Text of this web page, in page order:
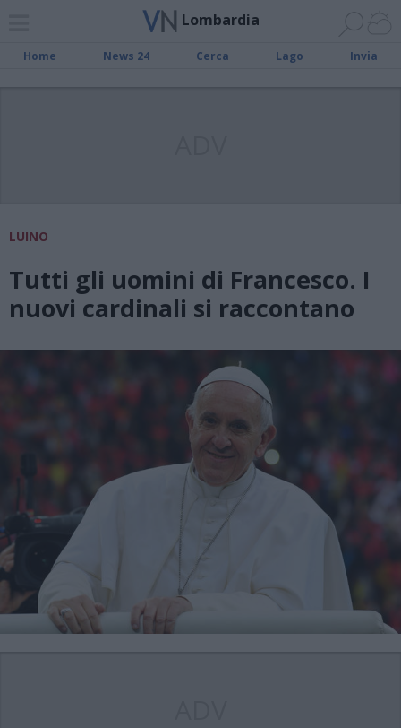
Lombardia
Home News 24 Cerca Lago Invia
LUINO
Tutti gli uomini di Francesco. I
nuovi cardinali si raccontano